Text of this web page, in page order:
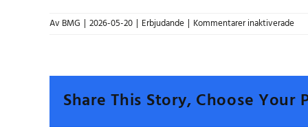
Av BMG | 2026-05-20 | Erbjudande | Kommentarer inaktiveradeför
Share This Story, Choose Your